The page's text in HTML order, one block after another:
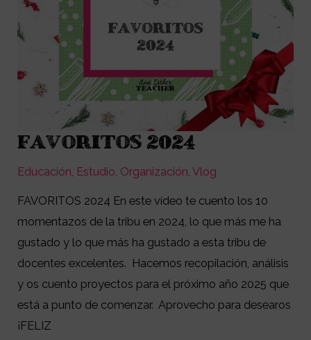
FAVORITOS 2024
Educación Estudio Organización ,Vlog
FAVORITOS 2024 En este vídeo te cuento los 10
momentazos de la tribu en 2024, lo que más me ha
gustado y lo que más ha gustado a esta tribu de
docentes excelentes. Hacemos recopilación, análisis
y os cuento proyectos para el próximo año 2025 que
está a punto de comenzar. Aprovecho para desearos
¡FELIZ
FAVORITOS